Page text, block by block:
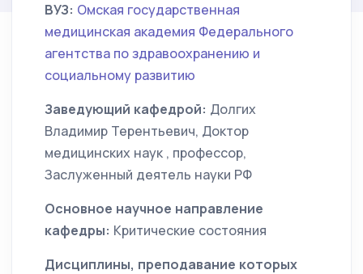
ВУЗ: Омская государственная
медицинская академия Федерального
агентства по здравоохранению и
социальному развитию
Заведующий кафедрой: Долгих
Владимир Терентьевич, Доктор
медицинских наук , профессор,
Заслуженный деятель науки РФ
Основное научное направление
кафедры: Критические состояния
Дисциплины, преподавание которых